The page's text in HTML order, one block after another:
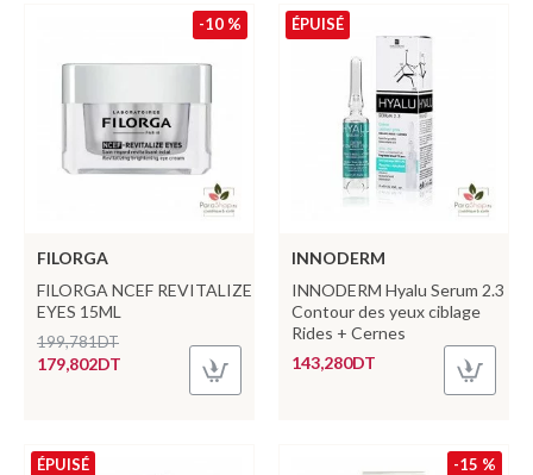
-10 %
FILORGA
FILORGA NCEF REVITALIZE
EYES 15ML
179,802DT
199,781DT
ÉPUISÉ
INNODERM
INNODERM Hyalu Serum 2.3
Contour des yeux ciblage
Rides + Cernes
143,280DT
ÉPUISÉ -15 %